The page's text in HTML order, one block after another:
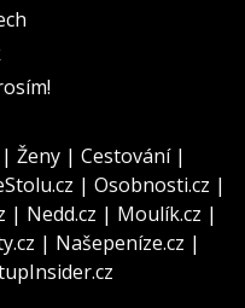
| Ženy | Cestování|
| Osobnosti.cz |
| Nedd.cz | Moulík.cz |
| Našepeníze.cz |